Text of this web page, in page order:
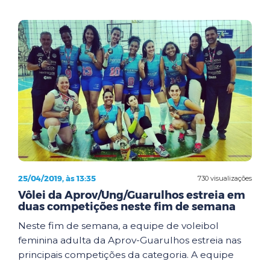
730 visualizações
25/04/2019, às 13:35
Vôlei da Aprov/Ung/Guarulhos estreia em
duas competições neste fim de semana
Neste fim de semana, a equipe de voleibol
feminina adulta da Aprov-Guarulhos estreia nas
principais competições da categoria. A equipe